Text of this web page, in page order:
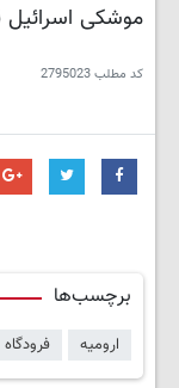
موشکی اسرائیل
کد مطلب2795023
برچسب‌ها
ارومیه